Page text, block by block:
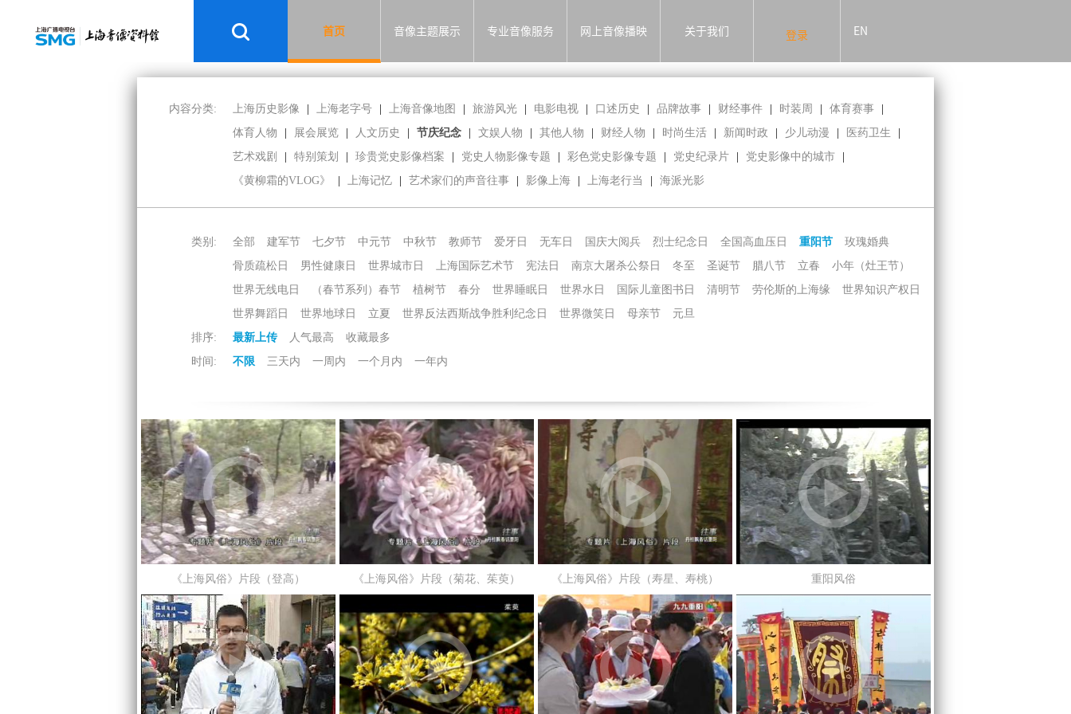
首页 音像主题展示 专业音像服务 网上音像播映 关于我们 登录 EN
内容分类: 上海历史影像 上海老字号 上海音像地图 旅游风光 电影电视 口述历史 品牌故事 财经事件 时装周 体育赛事
体育人物
展会展览 人文历史 节庆纪念 文娱人物 其他人物 财经人物 时尚生活 新闻时政 少儿动漫 医药卫生
艺术戏剧
特别策划 珍贵党史影像档案 党史人物影像专题 彩色党史影像专题 党史纪录片 党史影像中的城市
《黄柳霜的VLOG》
上海记忆 艺术家们的声音往事 影像上海 上海老行当 海派光影
类别: 全部 建军节 七夕节 中元节 中秋节 教师节 爱牙日 无车日 国庆大阅兵 烈士纪念日 全国高血压日 重阳节
玫瑰婚典
骨质疏松日
男性健康日 世界城市日 上海国际艺术节 宪法日 南京大屠杀公祭日 冬至 圣诞节 腊八节 立春
小年（灶王节）
世界无线电日
（春节系列）春节 植树节 春分 世界睡眠日 世界水日 国际儿童图书日 清明节 劳伦斯的上海缘
世界知识产权日
世界舞蹈日
世界地球日 立夏 世界反法西斯战争胜利纪念日 世界微笑日 母亲节
元旦
排序:
最新上传 人气最高
收藏最多
时间:
不限 三天内 一周内 一个月内 一年内
《上海风俗》片段（登高） 《上海风俗》片段（菊花、茱萸） 《上海风俗》片段（寿星、寿桃） 重阳风俗